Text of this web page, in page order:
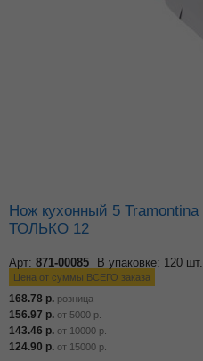
Нож кухонный 5 Tramontina Polywood 21137/075 /
ТОЛЬКО 12
Арт: 871-00085 В упаковке: 120 шт.
Цена от суммы ВСЕГО заказа
168.78 р. розница
156.97 р. от 5000 р.
143.46 р. от 10000 р.
124.90 р. от 15000 р.